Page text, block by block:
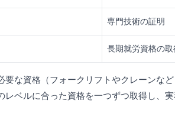
専門技術の証明
長期就労資格の取
要な資格（フォークリフトやクレーンな
レベルに合った資格を一つずつ取得し、